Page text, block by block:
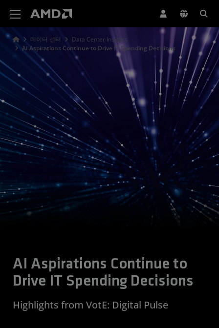
데이터 센터
Data Center Insights
AI Aspirations Continue to Drive IT Spending Decisions
AI Aspirations Continue to
Drive IT Spending Decisions
Highlights from VotE: Digital Pulse